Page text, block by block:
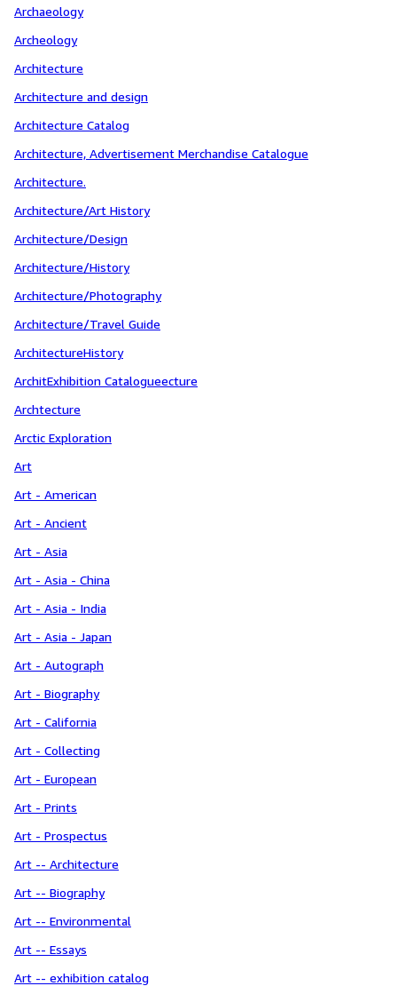
Archaeology
Archeology
Architecture
Architecture and design
Architecture Catalog
Architecture, Advertisement Merchandise Catalogue
Architecture.
Architecture/Art History
Architecture/Design
Architecture/History
Architecture/Photography
Architecture/Travel Guide
ArchitectureHistory
ArchitExhibition Catalogueecture
Archtecture
Arctic Exploration
Art
Art - American
Art - Ancient
Art - Asia
Art - Asia - China
Art - Asia - India
Art - Asia - Japan
Art - Autograph
Art - Biography
Art - California
Art - Collecting
Art - European
Art - Prints
Art - Prospectus
Art -- Architecture
Art -- Biography
Art -- Environmental
Art -- Essays
Art -- exhibition catalog